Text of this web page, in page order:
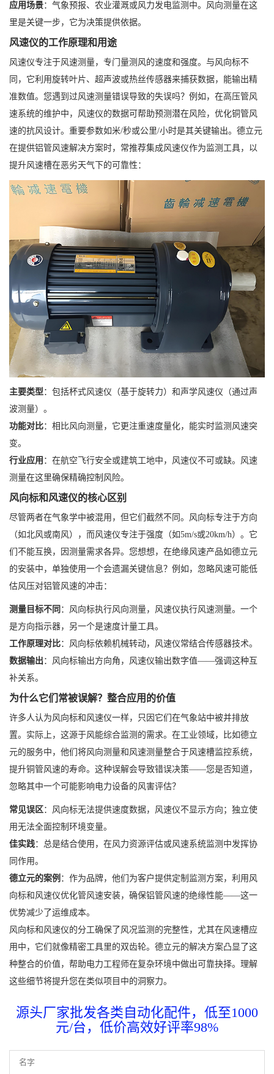
应用场景：气象预报、农业灌溉或风力发电监测中。风向测量在这
里是关键一步，它为决策提供依据。
风速仪的工作原理和用途
风速仪专注于风速测量，专门量测风的速度和强度。与风向标不
同，它利用旋转叶片、超声波或热丝传感器来捕获数据，能输出精
准数值。您遇到过风速测量错误导致的失误吗？例如，在高压管风
速系统的维护中，风速仪的数据可帮助预测潜在风险，优化铜管风
速的抗风设计。重要参数如米/秒或公里/小时是其关键输出。德立元
在提供铝管风速解决方案时，常推荐集成风速仪作为监测工具，以
提升风速槽在恶劣天气下的可靠性：
主要类型 ：包括杯式风速仪（基于旋转力）和声学风速仪（通过声
波测量）。
功能对比：相比风向测量，它更注重速度量化，能实时监测风速突
变。
行业应用 ：在航空飞行安全或建筑工地中，风速仪不可或缺。风速
测量在这里确保精确控制风险。
风向标和风速仪的核心区别
尽管两者在气象学中被混用，但它们截然不同。风向标专注于方向
（如北风或南风），而风速仪专注于强度（如5m/s或20km/h）。它
们不能互换，因测量需求各异。您想想，在绝缘风速产品如德立元
的安装中，单独使用一个会遗漏关键信息？例如，忽略风速可能低
估风压对铝管风速的冲击：
测量目标不同 ：风向标执行风向测量，风速仪执行风速测量。一个
是方向指示器，另一个是速度计量工具。
工作原理对比：风向标依赖机械转动，风速仪常结合传感器技术。
数据输出 ：风向标输出方向角，风速仪输出数字值——强调这种互
补关系。
为什么它们常被误解？整合应用的价值
许多人认为风向标和风速仪一样，只因它们在气象站中被并排放
置。实际上，这源于风能综合监测的需求。在工业领域，比如德立
元的服务中，他们将风向测量和风速测量整合于风速槽监控系统，
提升铜管风速的寿命。这种误解会导致错误决策——您是否知道，
忽略其中一个可能影响电力设备的风害评估？
常见误区 ：风向标无法提供速度数据，风速仪不显示方向；独立使
用无法全面控制环境变量。
佳实践：总是结合使用，在风力资源评估或风速系统监测中发挥协
同作用。
德立元的案例 ：作为品牌，他们为客户提供定制监测方案，利用风
向标和风速仪优化管风速安装，确保铝管风速的绝缘性能——这一
优势减少了运维成本。
风向标和风速仪的分工确保了风况监测的完整性，尤其在风速槽应
用中，它们就像精密工具里的双齿轮。德立元的解决方案凸显了这
种整合的价值，帮助电力工程师在复杂环境中做出可靠抉择。理解
这些细节将提升您在类似项目中的洞察力。
源头厂家批发各类自动化配件，低至1000
元/台，低价高效好评率98%